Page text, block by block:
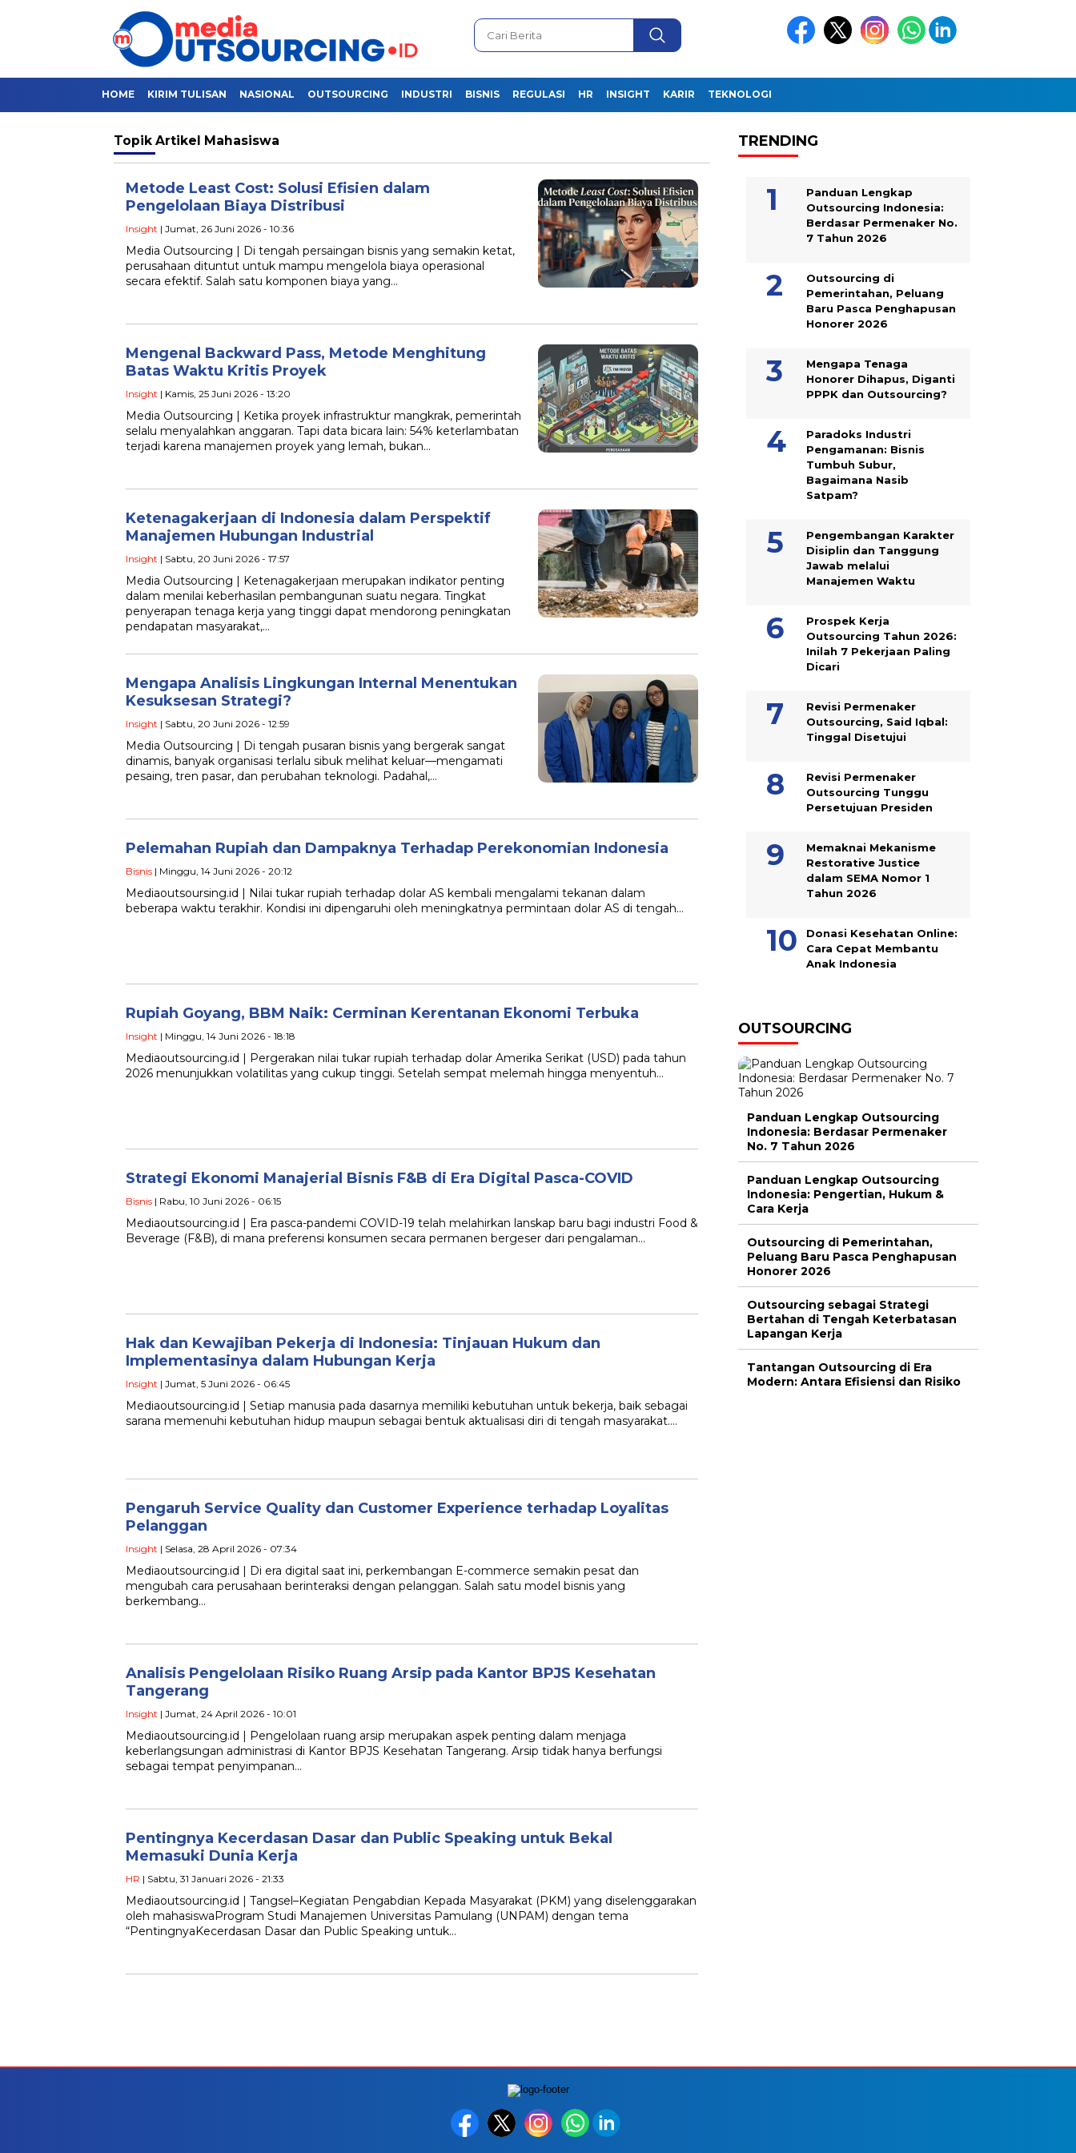
HOME KIRIM TULISAN NASIONAL OUTSOURCING INDUSTRI BISNIS REGULASI HR INSIGHT KARIR TEKNOLOGI
Topik Artikel Mahasiswa
Metode Least Cost: Solusi Efisien dalam
Pengelolaan Biaya Distribusi
Insight | Jumat, 26 Juni 2026 - 10:36
Media Outsourcing | Di tengah persaingan bisnis yang semakin ketat,
perusahaan dituntut untuk mampu mengelola biaya operasional
secara efektif. Salah satu komponen biaya yang…
Mengenal Backward Pass, Metode Menghitung
Batas Waktu Kritis Proyek
Insight | Kamis, 25 Juni 2026 - 13:20
Media Outsourcing | Ketika proyek infrastruktur mangkrak, pemerintah
selalu menyalahkan anggaran. Tapi data bicara lain: 54% keterlambatan
terjadi karena manajemen proyek yang lemah, bukan…
Ketenagakerjaan di Indonesia dalam Perspektif
Manajemen Hubungan Industrial
Insight | Sabtu, 20 Juni 2026 - 17:57
Media Outsourcing | Ketenagakerjaan merupakan indikator penting
dalam menilai keberhasilan pembangunan suatu negara. Tingkat
penyerapan tenaga kerja yang tinggi dapat mendorong peningkatan
pendapatan masyarakat,…
Mengapa Analisis Lingkungan Internal Menentukan
Kesuksesan Strategi?
Insight | Sabtu, 20 Juni 2026 - 12:59
Media Outsourcing | Di tengah pusaran bisnis yang bergerak sangat
dinamis, banyak organisasi terlalu sibuk melihat keluar—mengamati
pesaing, tren pasar, dan perubahan teknologi. Padahal,…
Pelemahan Rupiah dan Dampaknya Terhadap Perekonomian Indonesia
Bisnis | Minggu, 14 Juni 2026 - 20:12
Mediaoutsoursing.id | Nilai tukar rupiah terhadap dolar AS kembali mengalami tekanan dalam
beberapa waktu terakhir. Kondisi ini dipengaruhi oleh meningkatnya permintaan dolar AS di tengah…
Rupiah Goyang, BBM Naik: Cerminan Kerentanan Ekonomi Terbuka
Insight | Minggu, 14 Juni 2026 - 18:18
Mediaoutsourcing.id | Pergerakan nilai tukar rupiah terhadap dolar Amerika Serikat (USD) pada tahun
2026 menunjukkan volatilitas yang cukup tinggi. Setelah sempat melemah hingga menyentuh…
Strategi Ekonomi Manajerial Bisnis F&B di Era Digital Pasca-COVID
Bisnis | Rabu, 10 Juni 2026 - 06:15
Mediaoutsourcing.id | Era pasca-pandemi COVID-19 telah melahirkan lanskap baru bagi industri Food &
Beverage (F&B), di mana preferensi konsumen secara permanen bergeser dari pengalaman…
Hak dan Kewajiban Pekerja di Indonesia: Tinjauan Hukum dan
Implementasinya dalam Hubungan Kerja
Insight | Jumat, 5 Juni 2026 - 06:45
Mediaoutsourcing.id | Setiap manusia pada dasarnya memiliki kebutuhan untuk bekerja, baik sebagai
sarana memenuhi kebutuhan hidup maupun sebagai bentuk aktualisasi diri di tengah masyarakat….
Pengaruh Service Quality dan Customer Experience terhadap Loyalitas
Pelanggan
Insight | Selasa, 28 April 2026 - 07:34
Mediaoutsourcing.id | Di era digital saat ini, perkembangan E-commerce semakin pesat dan
mengubah cara perusahaan berinteraksi dengan pelanggan. Salah satu model bisnis yang
berkembang…
Analisis Pengelolaan Risiko Ruang Arsip pada Kantor BPJS Kesehatan
Tangerang
Insight | Jumat, 24 April 2026 - 10:01
Mediaoutsourcing.id | Pengelolaan ruang arsip merupakan aspek penting dalam menjaga
keberlangsungan administrasi di Kantor BPJS Kesehatan Tangerang. Arsip tidak hanya berfungsi
sebagai tempat penyimpanan…
Pentingnya Kecerdasan Dasar dan Public Speaking untuk Bekal
Memasuki Dunia Kerja
HR | Sabtu, 31 Januari 2026 - 21:33
Mediaoutsourcing.id | Tangsel–Kegiatan Pengabdian Kepada Masyarakat (PKM) yang diselenggarakan
oleh mahasiswaProgram Studi Manajemen Universitas Pamulang (UNPAM) dengan tema
“PentingnyaKecerdasan Dasar dan Public Speaking untuk…
TRENDING
Panduan Lengkap
Outsourcing Indonesia:
Berdasar Permenaker No.
7 Tahun 2026
Outsourcing di
Pemerintahan, Peluang
Baru Pasca Penghapusan
Honorer 2026
Mengapa Tenaga
Honorer Dihapus, Diganti
PPPK dan Outsourcing?
Paradoks Industri
Pengamanan: Bisnis
Tumbuh Subur,
Bagaimana Nasib
Satpam?
Pengembangan Karakter
Disiplin dan Tanggung
Jawab melalui
Manajemen Waktu
Prospek Kerja
Outsourcing Tahun 2026:
Inilah 7 Pekerjaan Paling
Dicari
Revisi Permenaker
Outsourcing, Said Iqbal:
Tinggal Disetujui
Revisi Permenaker
Outsourcing Tunggu
Persetujuan Presiden
Memaknai Mekanisme
Restorative Justice
dalam SEMA Nomor 1
Tahun 2026
Donasi Kesehatan Online:
Cara Cepat Membantu
Anak Indonesia
OUTSOURCING
Panduan Lengkap Outsourcing
Indonesia: Berdasar Permenaker
No. 7 Tahun 2026
Panduan Lengkap Outsourcing
Indonesia: Pengertian, Hukum &
Cara Kerja
Outsourcing di Pemerintahan,
Peluang Baru Pasca Penghapusan
Honorer 2026
Outsourcing sebagai Strategi
Bertahan di Tengah Keterbatasan
Lapangan Kerja
Tantangan Outsourcing di Era
Modern: Antara Efisiensi dan Risiko